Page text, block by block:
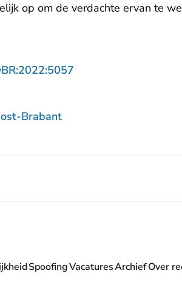
op om de verdachte ervan te
Brabant
Rechtspraak.nl
Rechtspraak.nl
verlaat Rechtspraak.nl
- U verlaat Rechtspraak.nl
SpoofingVacatures
- U verlaatArchiefOver